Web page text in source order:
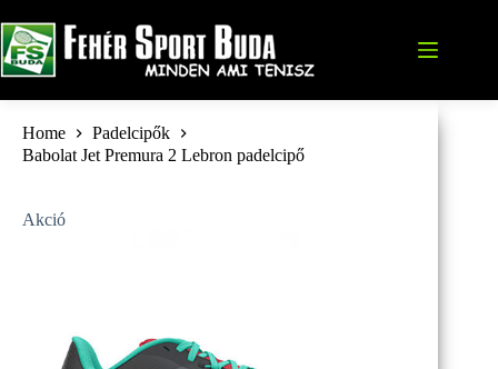
to
content
Home
Padelcipők
Babolat Jet Premura 2 Lebron padelcipő
Akció